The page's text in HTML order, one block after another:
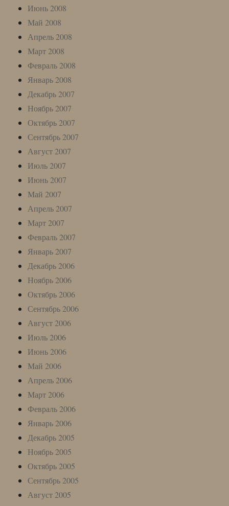
Июнь 2008
Май 2008
Апрель 2008
Март 2008
Февраль 2008
Январь 2008
Декабрь 2007
Ноябрь 2007
Октябрь 2007
Сентябрь 2007
Август 2007
Июль 2007
Июнь 2007
Май 2007
Апрель 2007
Март 2007
Февраль 2007
Январь 2007
Декабрь 2006
Ноябрь 2006
Октябрь 2006
Сентябрь 2006
Август 2006
Июль 2006
Июнь 2006
Май 2006
Апрель 2006
Март 2006
Февраль 2006
Январь 2006
Декабрь 2005
Ноябрь 2005
Октябрь 2005
Сентябрь 2005
Август 2005